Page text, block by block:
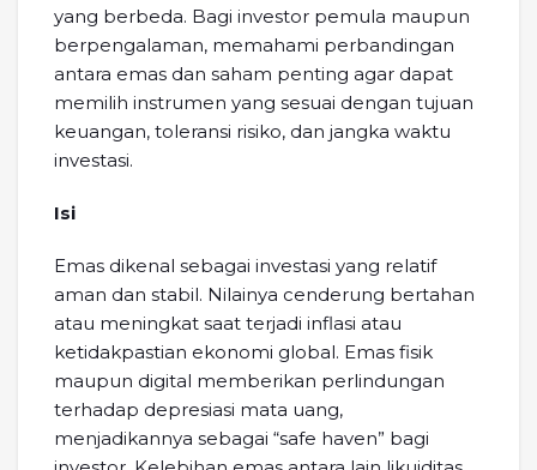
yang berbeda. Bagi investor pemula maupun
berpengalaman, memahami perbandingan
antara emas dan saham penting agar dapat
memilih instrumen yang sesuai dengan tujuan
keuangan, toleransi risiko, dan jangka waktu
investasi.
Isi
Emas dikenal sebagai investasi yang relatif
aman dan stabil. Nilainya cenderung bertahan
atau meningkat saat terjadi inflasi atau
ketidakpastian ekonomi global. Emas fisik
maupun digital memberikan perlindungan
terhadap depresiasi mata uang,
menjadikannya sebagai “safe haven” bagi